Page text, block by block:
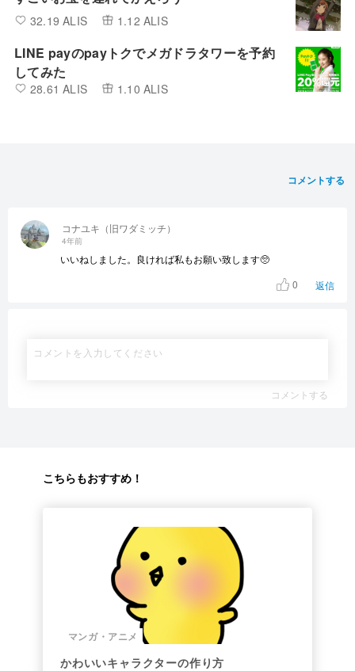
32.19 ALIS 1.12 ALIS
LINE payのpayトクでメガドラタワーを予約
してみた
28.61 ALIS 1.10 ALIS
コメントする
コナユキ（旧ワダミッチ）
4年前
いいねしました。良ければ私もお願い致します🥺
0
返信
コメントする
こちらもおすすめ！
マンガ・アニメ
かわいいキャラクターの作り方